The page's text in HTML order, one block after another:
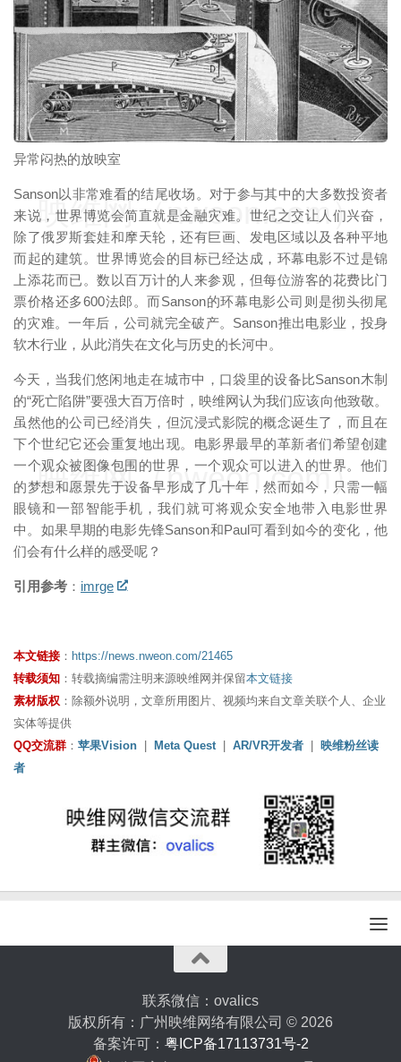
异常闷热的放映室
Sanson以非常难看的结尾收场。对于参与其中的大多数投资者
来说，世界博览会简直就是金融灾难。世纪之交让人们兴奋，
除了俄罗斯套娃和摩天轮，还有巨画、发电区域以及各种平地
而起的建筑。世界博览会的目标已经达成，环幕电影不过是锦
上添花而已。数以百万计的人来参观，但每位游客的花费比门
票价格还多600法郎。而Sanson的环幕电影公司则是彻头彻尾
的灾难。一年后，公司就完全破产。Sanson推出电影业，投身
软木行业，从此消失在文化与历史的长河中。
今天，当我们悠闲地走在城市中，口袋里的设备比Sanson木制
的“死亡陷阱”要强大百万倍时，映维网认为我们应该向他致敬。
虽然他的公司已经消失，但沉浸式影院的概念诞生了，而且在
下个世纪它还会重复地出现。电影界最早的革新者们希望创建
一个观众被图像包围的世界，一个观众可以进入的世界。他们
的梦想和愿景先于设备早形成了几十年，然而如今，只需一幅
眼镜和一部智能手机，我们就可将观众安全地带入电影世界
中。如果早期的电影先锋Sanson和Paul可看到如今的变化，他
们会有什么样的感受呢？
引用参考 ： imrge
映维网（nweon.com）
映维网（nweon.com）
本文链接 ： https://news.nweon.com/21465
转载须知 ：转载摘编需注明来源映维网并保留本文链接
素材版权 ：除额外说明，文章所用图片、视频均来自文章关联个人、企业
实体等提供
QQ交流群 ： 苹果Vision | Meta Quest | AR/VR开发者 | 映维粉丝读
者
联系微信：ovalics
版权所有：广州映维网络有限公司 © 2026
备案许可： 粤ICP备17113731号-2